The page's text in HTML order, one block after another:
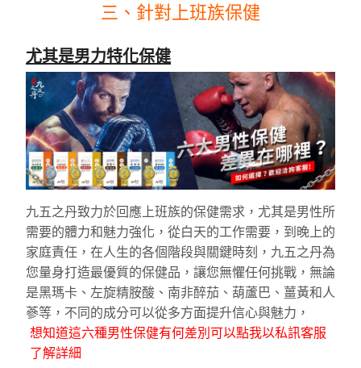
三、針對上班族保健
尤其是男力特化保健
九五之丹致力於回應上班族的保健需求，尤其是男性所
需要的體力和魅力強化，從白天的工作需要，到晚上的
家庭責任，在人生的各個階段與關鍵時刻，九五之丹為
您量身打造最優質的保健品，讓您無懼任何挑戰，無論
是黑瑪卡、左旋精胺酸、南非醉茄、葫蘆巴、薑黃和人
蔘等，不同的成分可以從多方面提升信心與魅力，
想知道這六種男性保健有何差別可以點我以私訊客服
了解詳細